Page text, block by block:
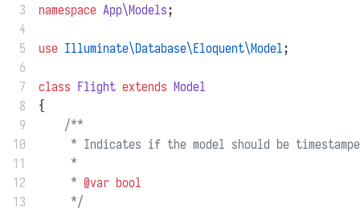
3
namespace App\Models;
4
5
use Illuminate\Database\Eloquent\Model;
6
7
class Flight extends Model
8
{
9
/**
10
* Indicates if the model should be
11
     *
12
     *
@var bool
13
     */